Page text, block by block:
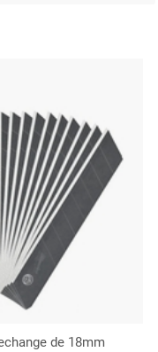
de 18mm